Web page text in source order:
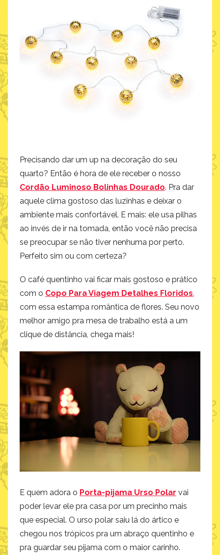
Precisando dar um up na decoração do seu
quarto? Então é hora de ele receber o nosso
Cordão Luminoso Bolinhas Dourado. Pra dar
aquele clima gostoso das luzinhas e deixar o
ambiente mais confortável. E mais: ele usa pilhas
ao invés de ir na tomada, então você não precisa
se preocupar se não tiver nenhuma por perto.
Perfeito sim ou com certeza?
O café quentinho vai ficar mais gostoso e prático
com o Copo Para Viagem Detalhes Floridos
com essa estampa romântica de flores. Seu novo
melhor amigo pra mesa de trabalho está a um
clique de distância, chega mais!
E quem adora o Porta-pijama Urso Polar vai
poder levar ele pra casa por um precinho mais
que especial. O urso polar saiu lá do ártico e
chegou nos trópicos pra um abraço quentinho e
pra guardar seu pijama com o maior carinho.